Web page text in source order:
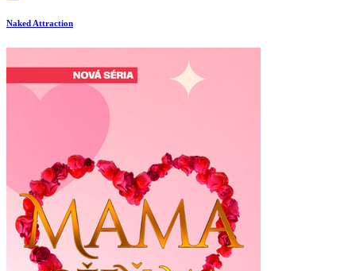
Naked Attraction